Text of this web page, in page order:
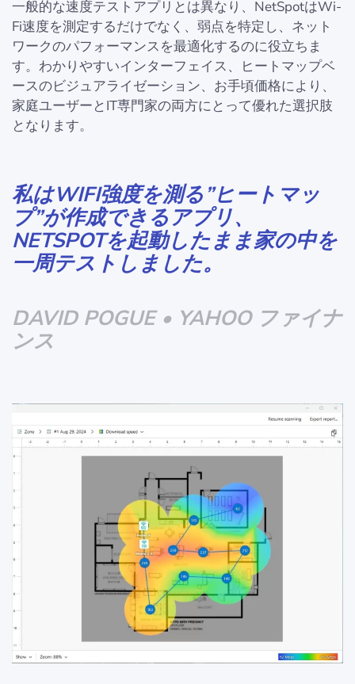
一般的な速度テストアプリとは異なり、NetSpotはWi-
Fi速度を測定するだけでなく、弱点を特定し、ネット
ワークのパフォーマンスを最適化するのに役立ちま
す。わかりやすいインターフェイス、ヒートマップベ
ースのビジュアライゼーション、お手頃価格により、
家庭ユーザーとIT専門家の両方にとって優れた選択肢
となります。
私はWIFI強度を測る”ヒートマッ
プ”が作成できるアプリ、
NETSPOTを起動したまま家の中を
一周テストしました。
DAVID POGUE • YAHOO ファイナ
ンス